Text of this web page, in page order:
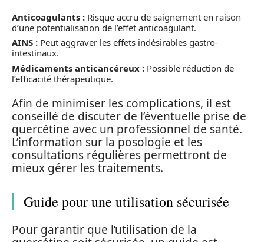
Anticoagulants : Risque accru de saignement en raison
d’une potentialisation de l’effet anticoagulant.
AINS : Peut aggraver les effets indésirables gastro-
intestinaux.
Médicaments anticancéreux : Possible réduction de
l’efficacité thérapeutique.
Afin de minimiser les complications, il est
conseillé de discuter de l’éventuelle prise de
quercétine avec un professionnel de santé.
L’information sur la posologie et les
consultations régulières permettront de
mieux gérer les traitements.
Guide pour une utilisation sécurisée
Pour garantir que l’utilisation de la